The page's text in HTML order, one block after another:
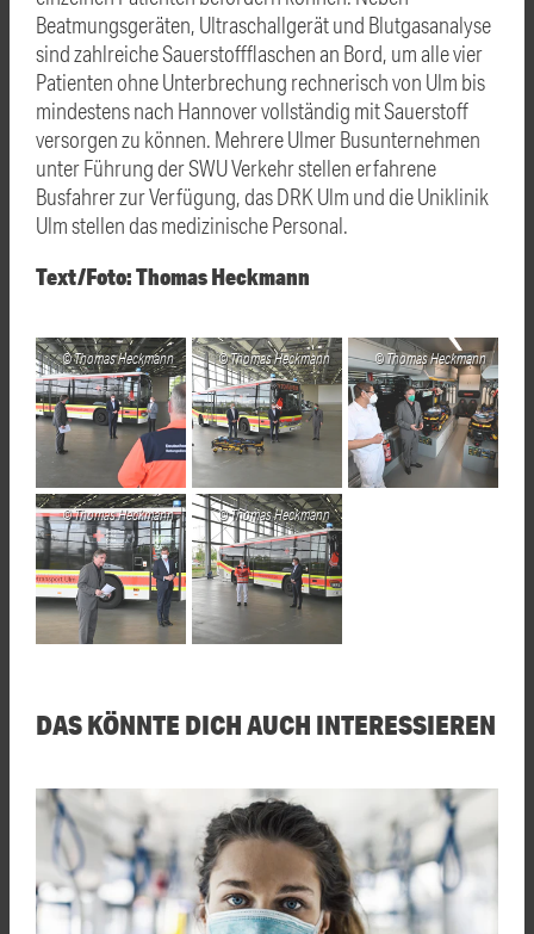
Beatmungsgeräten, Ultraschallgerät und Blutgasanalyse
sind zahlreiche Sauerstoffflaschen an Bord, um alle vier
Patienten ohne Unterbrechung rechnerisch von Ulm bis
mindestens nach Hannover vollständig mit Sauerstoff
versorgen zu können. Mehrere Ulmer Busunternehmen
unter Führung der SWU Verkehr stellen erfahrene
Busfahrer zur Verfügung, das DRK Ulm und die Uniklinik
Ulm stellen das medizinische Personal.
Text/Foto: Thomas Heckmann
Thomas Heckmann Thomas Heckmann Thomas Heckmann
Thomas Heckmann Thomas Heckmann
DAS KÖNNTE DICH AUCH INTERESSIEREN